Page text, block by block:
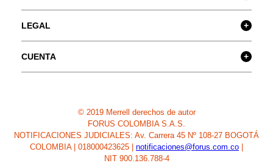
LEGAL +
CUENTA +
© 2019 Merrell derechos de autor
FORUS COLOMBIA S.A.S.
NOTIFICACIONES JUDICIALES: Av. Carrera 45 Nº 108-27 BOGOTÁ
COLOMBIA | 018000423625 | notificaciones@forus.com.co
NIT 900.136.788-4